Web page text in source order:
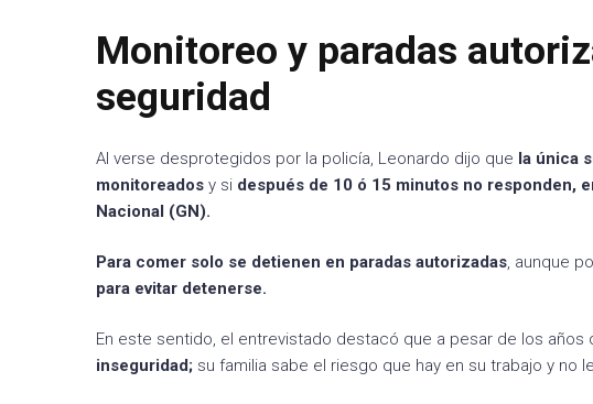
Monitoreo y paradas
seguridad
Al verse desprotegidos por la policía, Leonardo dijo que la única
monitoreados y si después de 10 ó 15 minutos no responden,
Nacional (GN).
Para comer solo se detienen en paradas autorizadas, aunque
para evitar detenerse.
En este sentido, el entrevistado destacó que a pesar de los años
inseguridad; su familia sabe el riesgo que hay en su trabajo y no